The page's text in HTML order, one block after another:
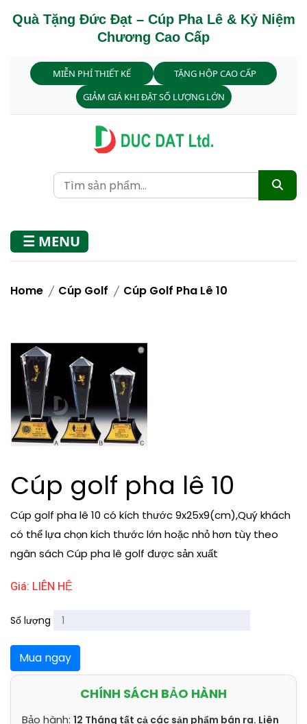
Quà Tặng Đức Đạt – Cúp Pha Lê & Kỷ Niệm
Chương Cao Cấp
MIỄN PHÍ THIẾT KẾ
TẶNG HỘP CAO CẤP
GIẢM GIÁ KHI ĐẶT SỐ LƯỢNG LỚN
☰ MENU
Home Cúp Golf Cúp Golf Pha Lê 10
Cúp golf pha lê 10
Cúp golf pha lê 10 có kích thước 9x25x9(cm),Quý khách
có thể lựa chọn kích thước lớn hoặc nhỏ hơn tùy theo
ngân sách Cúp pha lê golf được sản xuất
Giá: LIÊN HỆ
Số lượng
Mua ngay
CHÍNH SÁCH BẢO HÀNH
Bảo hành: 12 Tháng tất cả các sản phẩm bán ra. Liên